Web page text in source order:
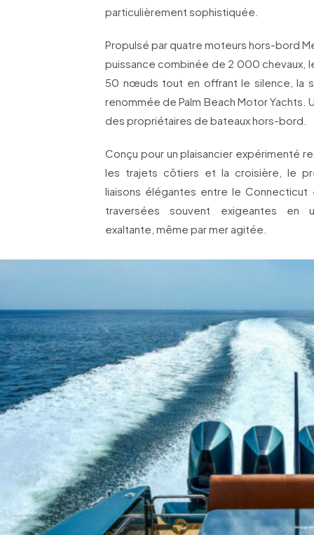
particulièrement sophistiquée.
Propulsé par quatre moteurs hors-bord
puissance combinée de 2 000 chevaux,
50 nœuds tout en offrant le silence, la
renommée de Palm Beach Motor
des propriétaires de bateaux hors-bord.
Conçu pour un plaisancier expérimenté
les trajets côtiers et la croisière, le
liaisons élégantes entre le Connecticut
traversées souvent exigeantes en
exaltante, même par mer agitée.